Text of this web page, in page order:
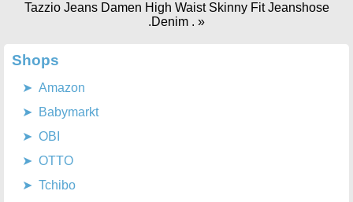
Tazzio Jeans Damen High Waist Skinny Fit Jeanshose
.Denim . »
Shops
Amazon
Babymarkt
OBI
OTTO
Tchibo